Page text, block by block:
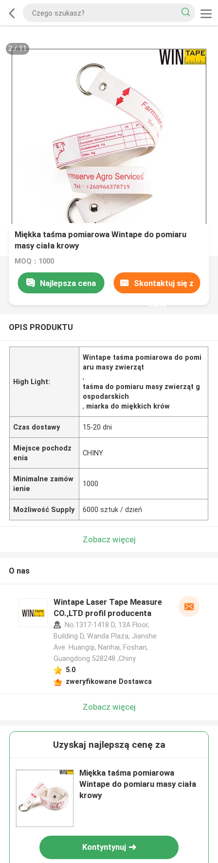
2/11
Miękka taśma pomiarowa Wintape do pomiaru
masy ciała krowy
MOQ：1000
Najlepsza cena Skontaktuj się z
nami
OPIS PRODUKTU
High Light:
Wintape taśma pomiarowa do pomi
aru masy zwierząt
,
taśma do pomiaru masy zwierząt g
ospodarskich
, miarka do miękkich krów
Czas dostawy 15-20 dni
Miejsce pochodz
enia
CHINY
Minimalne zamów
ienie
1000
Możliwość Supply 6000 sztuk / dzień
Zobacz więcej
O nas
Wintape Laser Tape Measure
CO.,LTD profil producenta
No.1317-1418 D, 13A Floor,
Building D, Wanda Plaza, Jianshe
Ave. Huangqi, Nanhai, Foshan,
Guangdong 528248 ,Chiny
5.0
zweryfikowane Dostawca
Zobacz więcej
Uzyskaj najlepszą cenę za
Miękka taśma pomiarowa
Wintape do pomiaru masy ciała
krowy
Kontyntynuj